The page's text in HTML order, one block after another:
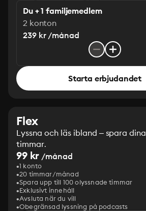
Du + 1 familjemedlem
2 konton
239 kr /månad
Starta erbjudandet
Flex
Lyssna och läs ibland – spara
timmar.
99 kr /månad
1 konto
20 timmar/månad
Spara upp till 100 olyssnade timmar
Exklusivt innehåll
Avsluta när du vill
Obegränsad lyssning på podcasts